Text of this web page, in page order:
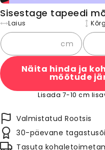
Sisestage tapeedi
Laius
cm
Näita hinda ja
mõõtude
Lisada 7-10 cm
Valmistatud Rootsis
30-päevane
Tasuta